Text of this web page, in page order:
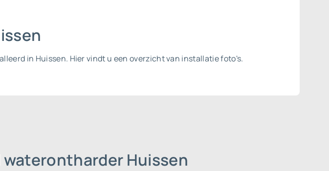
in Huissen. Hier vindt u een overzicht van installatie foto's.
waterontharder Huissen